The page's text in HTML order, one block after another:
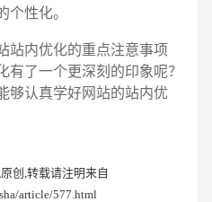
个性化。
内优化的重点注意事项
有了一个更深刻的印象呢？
够认真学好网站的站内优
创,转载请注明来自
article/577.html